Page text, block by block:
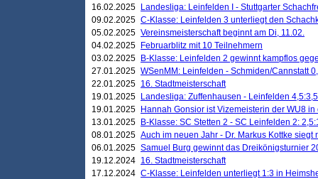
16.02.2025
Landesliga: Leinfelden I - Stuttgarter
09.02.2025 C-Klasse: Leinfelden 3 unterliegt den
05.02.2025 Vereinsmeisterschaft beginnt am Di, 11.02.
04.02.2025
Februarblitz mit 10 Teilnehmern
03.02.2025
B-Klasse: Leinfelden 2 gewinnt kampflos
27.01.2025 WSenMM: Leinfelden - Schmiden/Cannstatt
22.01.2025 16. Stadtmeisterschaft
19.01.2025
Landesliga: Zuffenhausen - Leinfelden 4,5:3,5
19.01.2025
Hannah Gonsior ist Vizemeisterin der WU8 in
13.01.2025
B-Klasse: SC Stetten 2 - SC Leinfelden 2:
08.01.2025 Auch im neuen Jahr - Dr. Markus Kottke
06.01.2025 Samuel Burg gewinnt das Dreikönigsturnier
19.12.2024 16. Stadtmeisterschaft
17.12.2024 C-Klasse: Leinfelden unterliegt 1:3 in